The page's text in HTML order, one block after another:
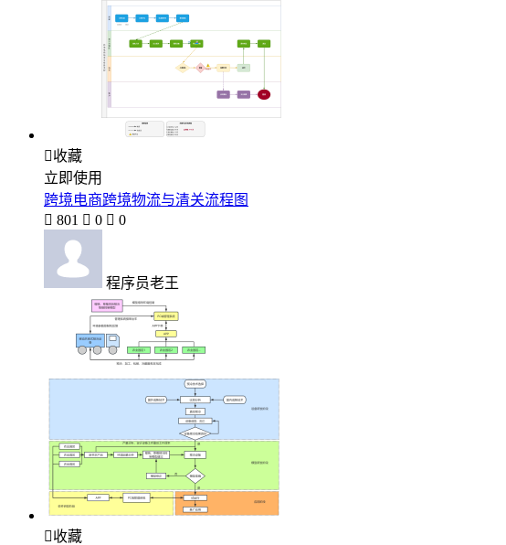
收藏
立即使用
跨境电商跨境物流与清关流程图
 801  0  0
程序员老王
收藏